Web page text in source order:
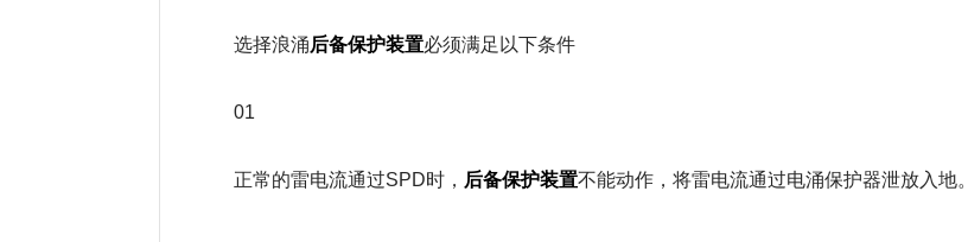
选择浪涌后备保护装置必须满足以下条件
01
正常的雷电流通过SPD时， 后备保护装置不能动作，将雷电流通过电涌保护器泄放入地。